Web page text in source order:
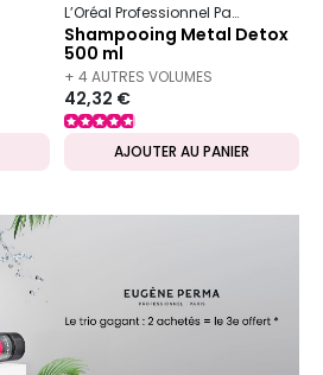
Serie Expert Metal Detox L’Oréal Professionnel Paris
Shampooing Metal Detox
500 ml
+ 4 AUTRES VOLUMES
DISPONIBLES
42,32 €
AJOUTER AU PANIER